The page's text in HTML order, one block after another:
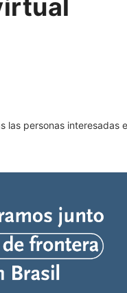
las personas interesadas